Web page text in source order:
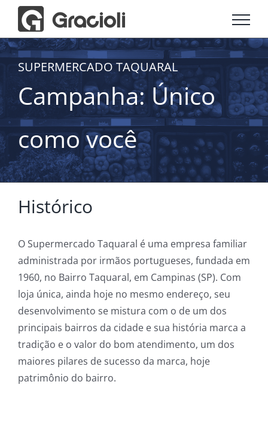
o
conteúdo
SUPERMERCADO TAQUARAL
Campanha: Único
como você
Histórico
O Supermercado Taquaral é uma empresa familiar
administrada por irmãos portugueses, fundada em
1960, no Bairro Taquaral, em Campinas (SP). Com
loja única, ainda hoje no mesmo endereço, seu
desenvolvimento se mistura com o de um dos
principais bairros da cidade e sua história marca a
tradição e o valor do bom atendimento, um dos
maiores pilares de sucesso da marca, hoje
patrimônio do bairro.